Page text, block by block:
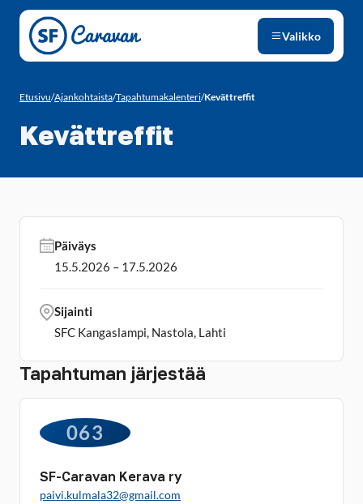
Siirry sivun sisältöön
Valikko
Etusivu/Ajankohtaista/Tapahtumakalenteri/Kevättreffit
Kevättreffit
Tapahtuman järjestää
063
SF-Caravan Kerava ry
paivi.kulmala32@gmail.com
Päiväys
15.5.2026 – 17.5.2026
Sijainti
SFC Kangaslampi, Nastola, Lahti